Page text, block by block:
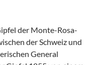
der Monte-Rosa-
der Schweiz und
General